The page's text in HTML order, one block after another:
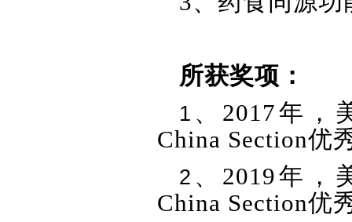
所获奖项：
1 、 2017年，
China Section优
2 、 2019年，
China Section优